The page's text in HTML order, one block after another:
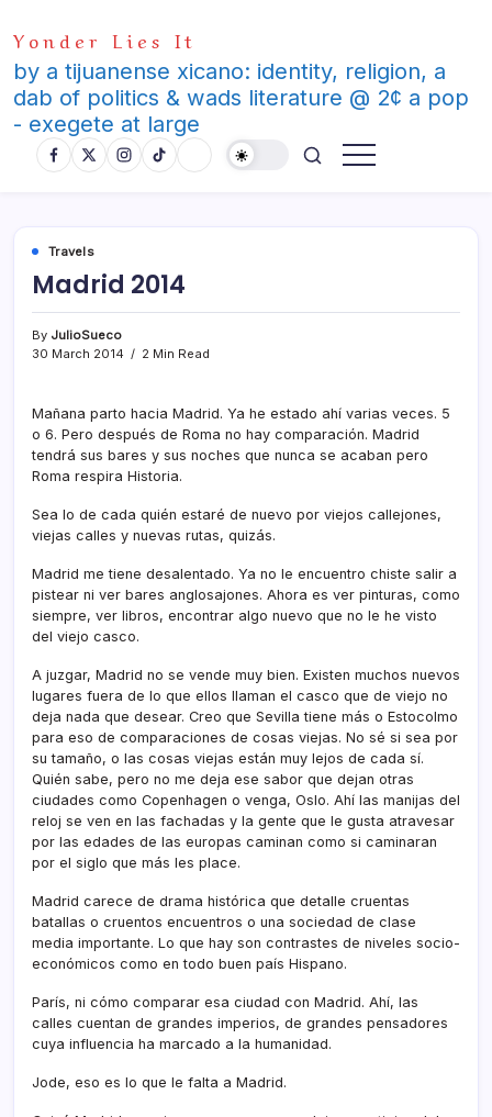
to
content
Yonder Lies It
by a tijuanense xicano: identity, religion, a
dab of politics & wads literature @ 2¢ a pop
- exegete at large
Travels
Madrid 2014
By JulioSueco
30 March 2014
2 Min Read
Mañana parto hacia Madrid. Ya he estado ahí­ varias veces. 5
o 6. Pero después de Roma no hay comparación. Madrid
tendrá sus bares y sus noches que nunca se acaban pero
Roma respira Historia.
Sea lo de cada quién estaré de nuevo por viejos callejones,
viejas calles y nuevas rutas, quizás.
Madrid me tiene desalentado. Ya no le encuentro chiste salir a
pistear ni ver bares anglosajones. Ahora es ver pinturas, como
siempre, ver libros, encontrar algo nuevo que no le he visto
del viejo casco.
A juzgar, Madrid no se vende muy bien. Existen muchos nuevos
lugares fuera de lo que ellos llaman el casco que de viejo no
deja nada que desear. Creo que Sevilla tiene más o Estocolmo
para eso de comparaciones de cosas viejas. No sé si sea por
su tamaño, o las cosas viejas están muy lejos de cada sí­.
Quién sabe, pero no me deja ese sabor que dejan otras
ciudades como Copenhagen o venga, Oslo. Ahí­ las manijas del
reloj se ven en las fachadas y la gente que le gusta atravesar
por las edades de las europas caminan como si caminaran
por el siglo que más les place.
Madrid carece de drama histórica que detalle cruentas
batallas o cruentos encuentros o una sociedad de clase
media importante. Lo que hay son contrastes de niveles socio-
económicos como en todo buen paí­s Hispano.
Parí­s, ni cómo comparar esa ciudad con Madrid. Ahí­, las
calles cuentan de grandes imperios, de grandes pensadores
cuya influencia ha marcado a la humanidad.
Jode, eso es lo que le falta a Madrid.